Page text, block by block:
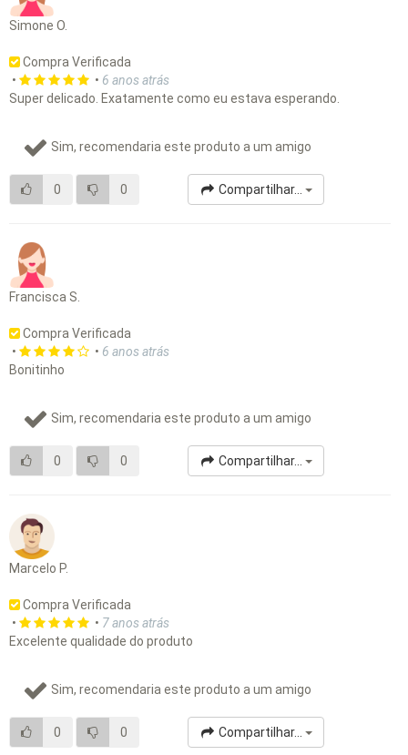
Simone O.
Compra Verificada
•
• 6 anos atrás
Super delicado. Exatamente como eu estava esperando.
Sim, recomendaria este produto a um amigo
0 0 Compartilhar...
Francisca S.
Compra Verificada
•
• 6 anos atrás
Bonitinho
Sim, recomendaria este produto a um amigo
0 0 Compartilhar...
Marcelo P.
Compra Verificada
•
• 7 anos atrás
Excelente qualidade do produto
Sim, recomendaria este produto a um amigo
0 0 Compartilhar...